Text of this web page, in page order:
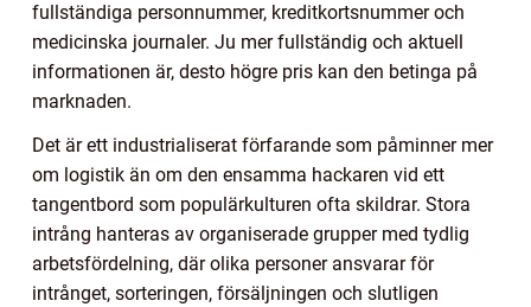
fullständiga personnummer, kreditkortsnummer och
medicinska journaler. Ju mer fullständig och aktuell
informationen är, desto högre pris kan den betinga på
marknaden.
Det är ett industrialiserat förfarande som påminner mer
om logistik än om den ensamma hackaren vid ett
tangentbord som populärkulturen ofta skildrar. Stora
intrång hanteras av organiserade grupper med tydlig
arbetsfördelning, där olika personer ansvarar för
intrånget, sorteringen, försäljningen och slutligen